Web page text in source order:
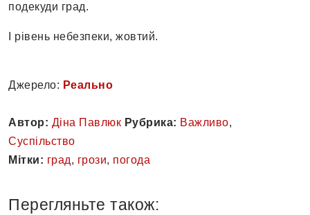
подекуди град.
І рівень небезпеки, жовтий.
Джерело: Реально
Автор: Діна Павлюк Рубрика: Важливо,
Суспільство
Мітки: град, грози, погода
Перегляньте також: